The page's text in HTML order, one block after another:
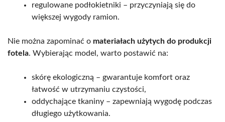
regulowane podłokietniki – przyczyniają się do
większej wygody ramion.
Nie można zapominać o materiałach użytych do produkcji
fotela. Wybierając model, warto postawić na:
skórę ekologiczną – gwarantuje komfort oraz
łatwość w utrzymaniu czystości,
oddychające tkaniny – zapewniają wygodę podczas
długiego użytkowania.